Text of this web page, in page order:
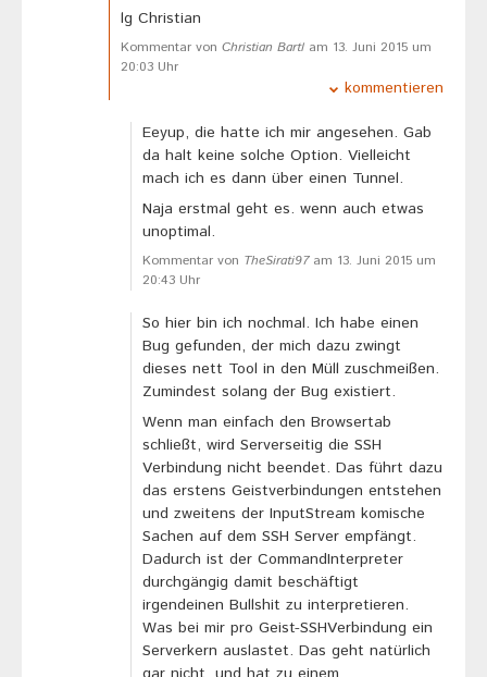
lg Christian
Kommentar von Christian Bartl am 13. Juni 2015 um
20:03 Uhr
kommentieren
Eeyup, die hatte ich mir angesehen. Gab
da halt keine solche Option. Vielleicht
mach ich es dann über einen Tunnel.
Naja erstmal geht es. wenn auch etwas
unoptimal.
Kommentar von TheSirati97am 13. Juni 2015 um
20:43 Uhr
So hier bin ich nochmal. Ich habe einen
Bug gefunden, der mich dazu zwingt
dieses nett Tool in den Müll zuschmeißen.
Zumindest solang der Bug existiert.
Wenn man einfach den Browsertab
schließt, wird Serverseitig die SSH
Verbindung nicht beendet. Das führt dazu
das erstens Geistverbindungen entstehen
und zweitens der InputStream komische
Sachen auf dem SSH Server empfängt.
Dadurch ist der CommandInterpreter
durchgängig damit beschäftigt
irgendeinen Bullshit zu interpretieren.
Was bei mir pro Geist-SSHVerbindung ein
Serverkern auslastet. Das geht natürlich